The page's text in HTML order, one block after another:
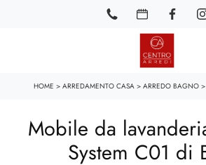
HOME > ARREDAMENTO CASA > ARREDO BAGNO >
Mobile da
System C01 di